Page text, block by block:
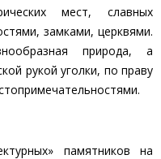
мест, славных
замками, церквями.
природа, а
рукой уголки, по праву
памятников на